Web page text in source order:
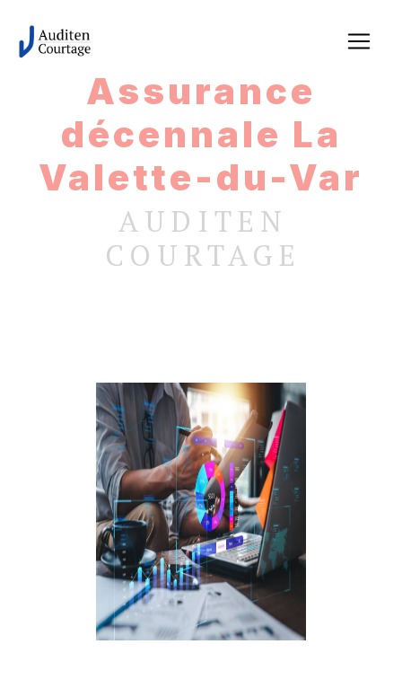
Assurance
décennale La
Valette-du-Var
AUDITEN
COURTAGE